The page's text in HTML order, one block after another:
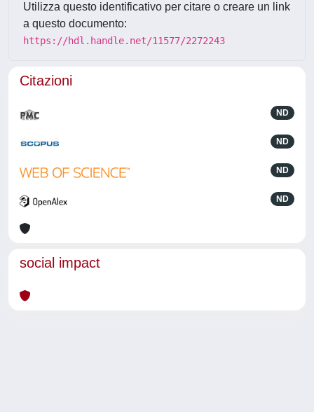
Utilizza questo identificativo per citare o creare un link
a questo documento:
https://hdl.handle.net/11577/2272243
Citazioni
ND
ND
ND
ND
social impact